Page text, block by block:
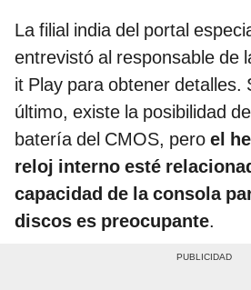
La filial india del portal
entrevistó al responsable de
it Play para obtener detalles.
último, existe la posibilidad
batería del CMOS, pero el
reloj interno esté
capacidad de la consola
discos es preocupante.